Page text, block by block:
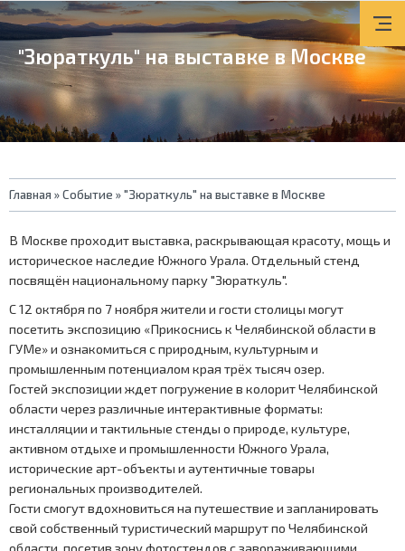
"Зюраткуль" на выставке в Москве
Вы
здесь
Главная »Событие »"Зюраткуль" на выставке в Москве
В Москве проходит выставка, раскрывающая красоту, мощь и
историческое наследие Южного Урала. Отдельный стенд
посвящён национальному парку "Зюраткуль".
С 12 октября по 7 ноября жители и гости столицы могут
посетить экспозицию «Прикоснись к Челябинской области в
ГУМе» и ознакомиться с природным, культурным и
промышленным потенциалом края трёх тысяч озер.
Гостей экспозиции ждет погружение в колорит Челябинской
области через различные интерактивные форматы:
инсталляции и тактильные стенды о природе, культуре,
активном отдыхе и промышленности Южного Урала,
исторические арт-объекты и аутентичные товары
региональных производителей.
Гости смогут вдохновиться на путешествие и запланировать
свой собственный туристический маршрут по Челябинской
области, посетив зону фотостендов с завораживающими